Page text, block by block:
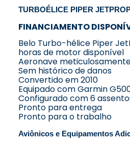
TURBOÉLICE PIPER
FINANCIAMENTO
Belo Turbo-hélice Piper
horas de motor disponível
Aeronave
Sem histórico de danos
Convertido em 2010
Equipado com Garmin
Configurado com 6
Pronto para entrega
Pronto para o trabalho
Aviônicos e Equipamentos